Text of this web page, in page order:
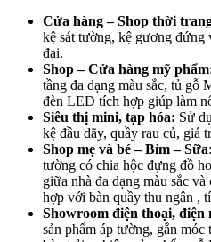
Cửa hàng – Shop thời
kệ sát tường, kệ gương
đại.
Shop – Cửa hàng mỹ
tầng đa dạng màu sắc, tủ gỗ
đèn LED tích hợp giúp làm
Siêu thị mini, tạp hóa: Sử
kệ đầu dãy, quầy rau củ, giá
Shop mẹ và bé – Bỉm – Sữa
tường có chia hộc đựng đồ
giữa nhà đa dạng màu sắc
hợp với bàn quầy thu ngân ,
Showroom điện thoại, điện
sản phẩm áp tường, gắn